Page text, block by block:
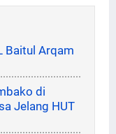
Baitul Arqam
di
Jelang HUT